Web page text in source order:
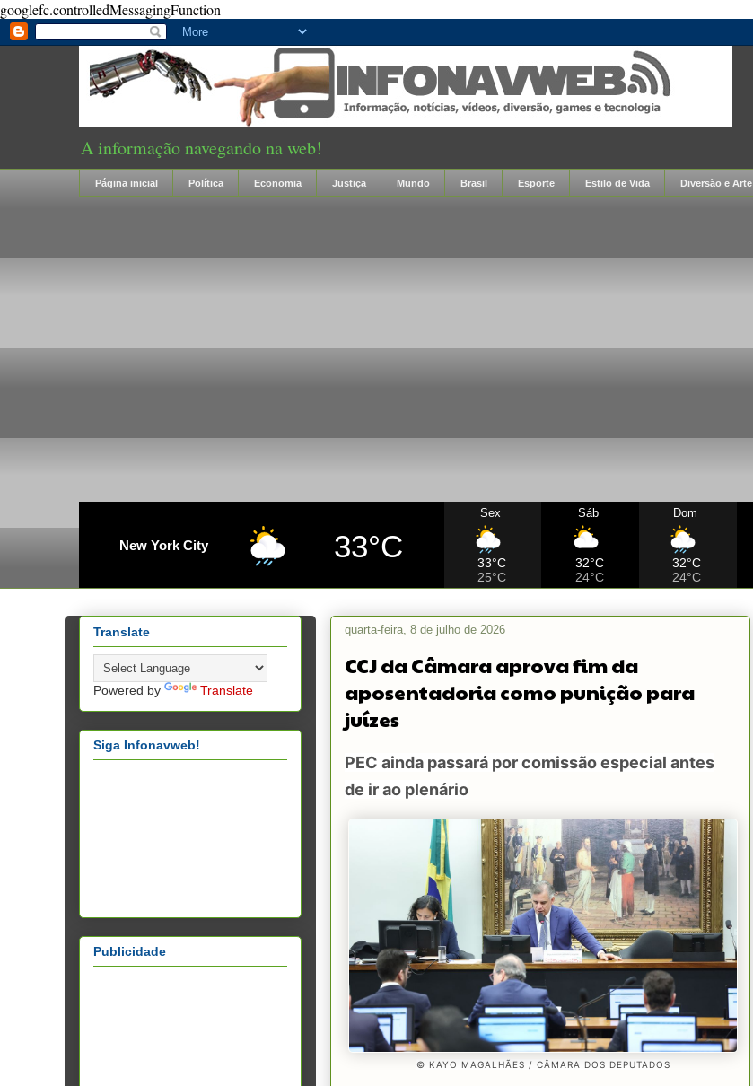
googlefc.controlledMessagingFunction
A informação navegando na web!
Página inicial Política Economia Justiça Mundo Brasil Esporte Estilo de Vida Diversão e Arte
New York City 33°C
Sex
33°C
25°C
Sáb
32°C
24°C
Dom
32°C
24°C
quarta-feira, 8 de julho de 2026
CCJ da Câmara aprova fim da
aposentadoria como punição para
juízes
PEC ainda passará por comissão especial antes
de ir ao plenário
© KAYO MAGALHÃES / CÂMARA DOS DEPUTADOS
Translate
Powered by Translate
Siga Infonavweb!
Publicidade